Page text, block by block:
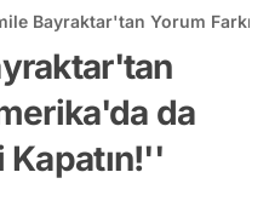
Bayraktar'tan Yorum
da
Kapatın!''